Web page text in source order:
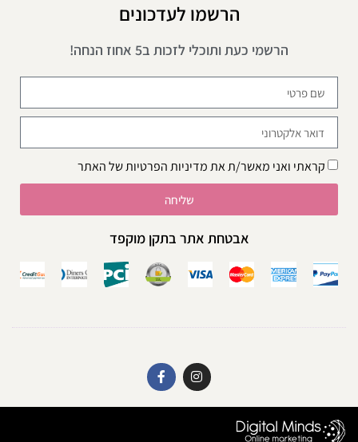
הרשמו לעדכונים
הרשמי כעת ותוכלי לזכות ב5 אחוז הנחה!
קראתי ואני מאשר/ת אתמדיניות הפרטיותשל האתר
שליחה
אבטחת אתר בתקן מוקפד